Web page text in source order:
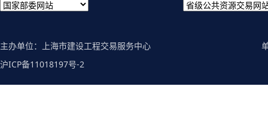
主办单位：上海市建设工程交易服务中心
沪ICP备11018197号-2